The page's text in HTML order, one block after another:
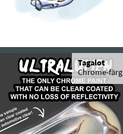
Tagalot
Chrome-färg